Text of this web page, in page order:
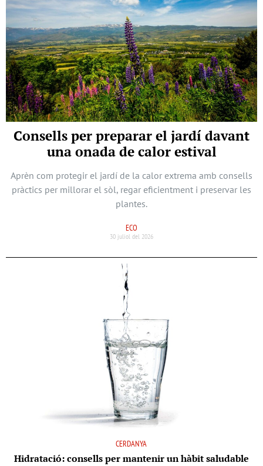
Consells per preparar el jardí davant
una onada de calor estival
Aprèn com protegir el jardí de la calor extrema amb consells
pràctics per millorar el sòl, regar eficientment i preservar les
plantes.
ECO
30 juliol del 2026
CERDANYA
Hidratació: consells per mantenir un hàbit saludable